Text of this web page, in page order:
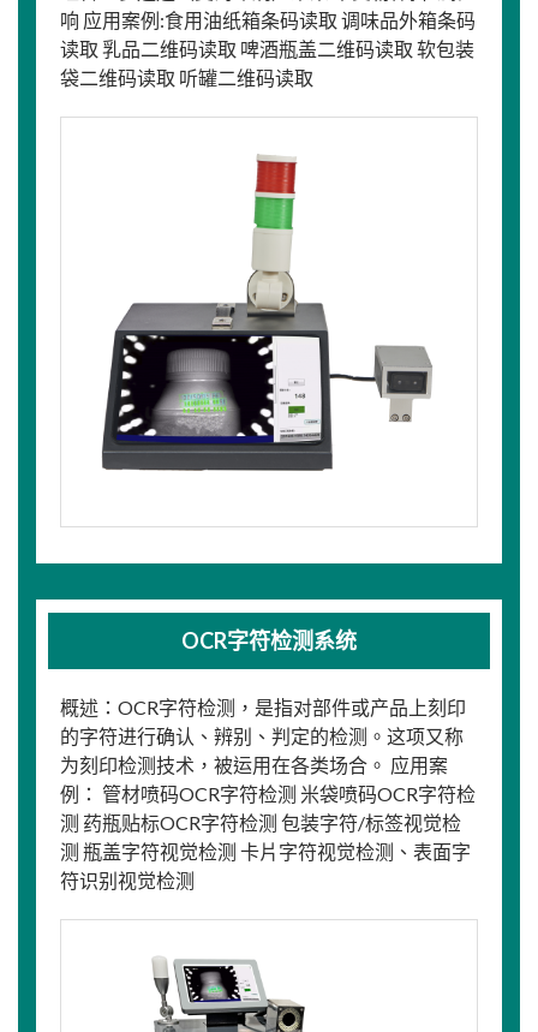
响 应用案例:食用油纸箱条码读取 调味品外箱条码
读取 乳品二维码读取 啤酒瓶盖二维码读取 软包装
袋二维码读取 听罐二维码读取
OCR字符检测系统
概述：OCR字符检测，是指对部件或产品上刻印
的字符进行确认、辨别、判定的检测。这项又称
为刻印检测技术，被运用在各类场合。 应用案
例： 管材喷码OCR字符检测 米袋喷码OCR字符检
测 药瓶贴标OCR字符检测 包装字符/标签视觉检
测 瓶盖字符视觉检测 卡片字符视觉检测、表面字
符识别视觉检测